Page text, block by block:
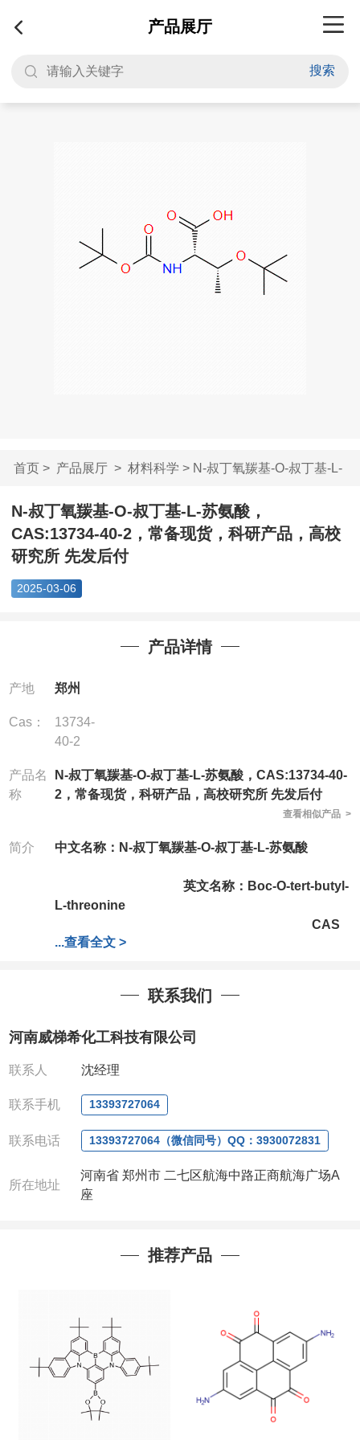
产品展厅
搜索
首页> 产品展厅> 材料科学 > N-叔丁氧羰基-O-叔丁基-L-
苏氨...
N-叔丁氧羰基-O-叔丁基-L-苏氨酸，
CAS:13734-40-2，常备现货，科研产品，高校
研究所 先发后付
2025-03-06
产品详情
产地 郑州
Cas：
13734-
40-2
产品名
称
N-叔丁氧羰基-O-叔丁基-L-苏氨酸，CAS:13734-40-
2，常备现货，科研产品，高校研究所 先发后付
查看相似产品 >
简介 中文名称：N-叔丁氧羰基-O-叔丁基-L-苏氨酸
英文名称： Boc-O-tert-butyl-
L-threonine
CAS
号：13734-40-2
275.34
公司拥有一批长期从事精细化学品
验室和中试车间，店铺内只有部分产品，如需其他产
品也可咨询定制！
产品详细价格、规格等请直接联系：
联系人：杨经理
:13393727064 / 0371-63377391
微信：13393727064， QQ：3930072831 (欢迎致
电或者QQ、微信联系)
系。出现质量问题，全额退款，并承担所有运费，欢
,价格好,售后服务更好!!选择阿尔法（威
梯希）,会让您事半功倍!!!
以下是公司部分现货产品，同类也均可提供，有需要
也可联系。
...查看全文 >
联系我们
河南威梯希化工科技有限公司
联系人 沈经理
联系手机 13393727064
联系电话 13393727064（微信同号）QQ：3930072831
所在地址
河南省 郑州市 二七区航海中路正商航海广场A
座
推荐产品